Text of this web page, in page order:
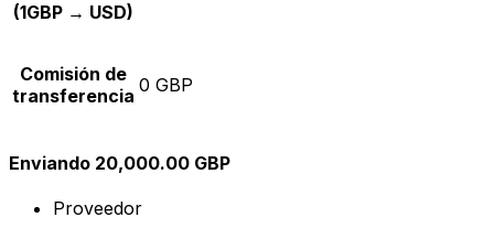
(1GBP → USD)
Comisión de
transferencia 0 GBP
Enviando 20,000.00 GBP
Proveedor